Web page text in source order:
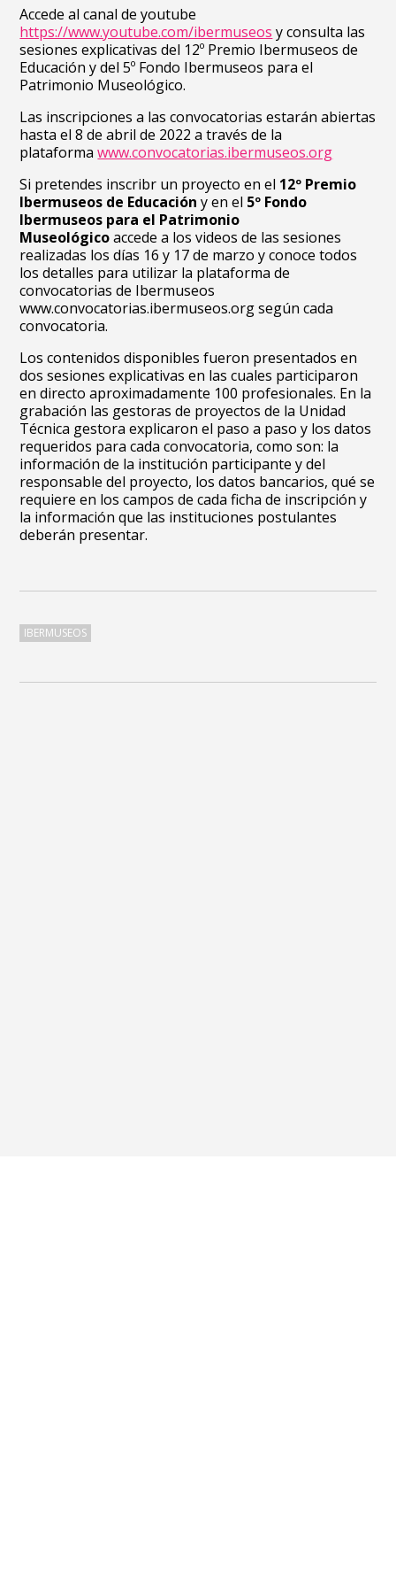
Accede al canal de youtube
https://www.youtube.com/ibermuseos y consulta las
sesiones explicativas del 12º Premio Ibermuseos de
Educación y del 5º Fondo Ibermuseos para el
Patrimonio Museológico.
Las inscripciones a las convocatorias estarán abiertas
hasta el 8 de abril de 2022 a través de la
plataformawww.convocatorias.ibermuseos.org
Si pretendes inscribr un proyecto en el 12º Premio
Ibermuseos de Educación y en el 5º Fondo
Ibermuseos para el Patrimonio
Museológicoaccede a los videos de las sesiones
realizadas los días 16 y 17 de marzo y conoce todos
los detalles para utilizar la plataforma de
convocatorias de Ibermuseos
www.convocatorias.ibermuseos.org según cada
convocatoria.
Los contenidos disponibles fueron presentados en
dos sesiones explicativas en las cuales participaron
en directo aproximadamente 100 profesionales. En la
grabación las gestoras de proyectos de la Unidad
Técnica gestora explicaron el paso a paso y los datos
requeridos para cada convocatoria, como son: la
información de la institución participante y del
responsable del proyecto, los datos bancarios, qué se
requiere en los campos de cada ficha de inscripción y
la información que las instituciones postulantes
deberán presentar.
IBERMUSEOS